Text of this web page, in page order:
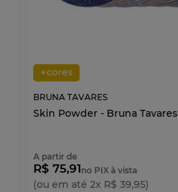
+cores
BRUNA TAVARES
Skin Powder - Bruna Tavares
A partir de
R$ 75,91no PIX à vista
(ou em até 2x R$ 39,95)